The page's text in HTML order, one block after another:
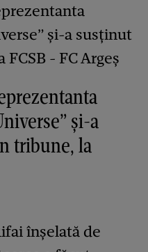
și-a
tribune, la